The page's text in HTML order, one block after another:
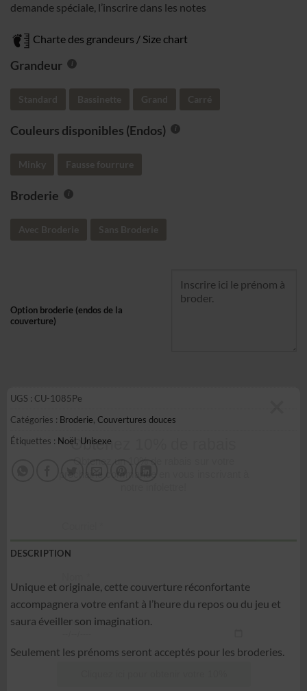
demande spéciale, l’inscrire dans les notes
Charte des grandeurs / Size chart
Grandeur
Standard Bassinette Grand Carré
Couleurs disponibles (Endos)
Minky Fausse fourrure
Broderie
Avec Broderie Sans Broderie
Option broderie (endos de la
couverture)
UGS : CU-1085Pe
Catégories : Broderie, Couvertures douces
Étiquettes : Noël, Unisexe
DESCRIPTION
Unique et originale, cette couverture réconfortante
accompagnera votre enfant à l’heure du repos ou du jeu et
saura éveiller son imagination.
Seulement les prénoms seront acceptés pour les broderies.
Nom*